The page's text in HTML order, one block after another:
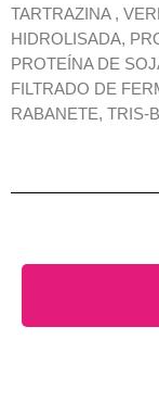
TARTRAZINA ,
HIDROLISADA,
PROTEÍNA DE
FILTRADO DE
RABANETE, TRIS-